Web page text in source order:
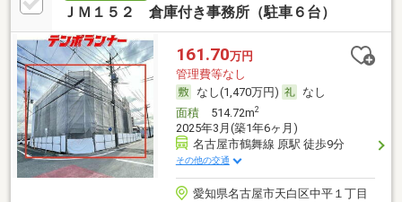
ＪＭ１５２ 倉庫付き事務所（駐車６台）
161.70万円
管理費等なし
なし(1,470万円)
なし
面積514.72m2
2025年3月(築1年6ヶ月)
名古屋市鶴舞線 原駅 徒歩9分
その他の交通
愛知県名古屋市天白区中平１丁目